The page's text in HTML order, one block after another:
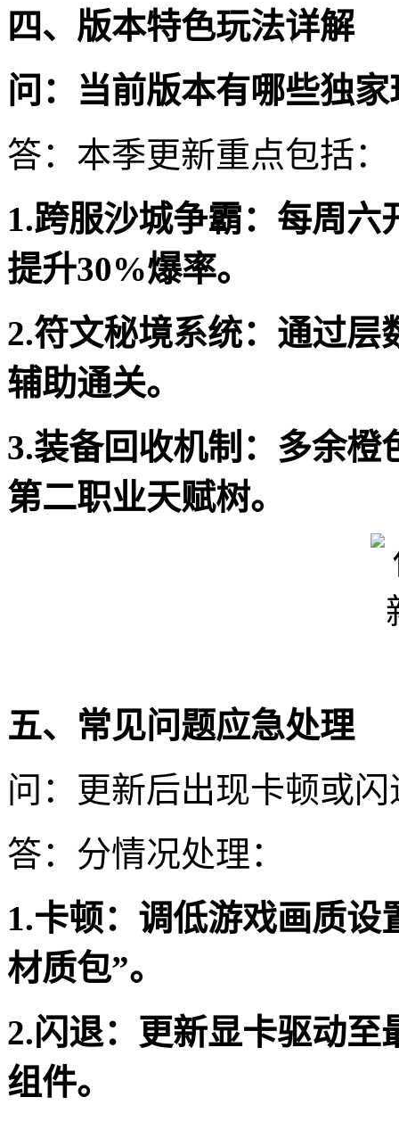
四、版本特色玩法详解
问：当前版本有哪些独
答：本季更新重点包括：
1.跨服沙城争霸：每周
提升30%爆率。
2.符文秘境系统：通过
辅助通关。
3.装备回收机制：多余橙
第二职业天赋树。
五、常见问题应急处理
问：更新后出现卡顿或
答：分情况处理：
1.卡顿：调低游戏画质
材质包”。
2.闪退：更新显卡驱动
组件。